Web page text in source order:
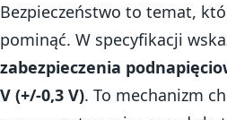
Bezpieczeństwo to temat,
pominąć. W specyfikacji
zabezpieczenia
V (+/-0,3 V). To mechanizm